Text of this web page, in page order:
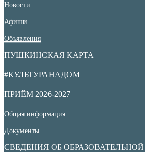
Новости
Афиши
Объявления
ПУШКИНСКАЯ КАРТА
#КУЛЬТУРАНАДОМ
ПРИЁМ 2026-2027
Общая информация
Документы
СВЕДЕНИЯ ОБ